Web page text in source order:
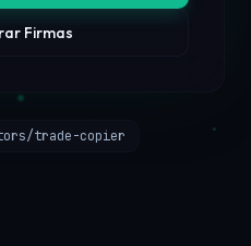
Firmas
trade-copier